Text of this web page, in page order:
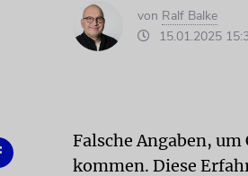
von Ralf Balke
15.01.2025
Falsche Angaben,
kommen. Diese